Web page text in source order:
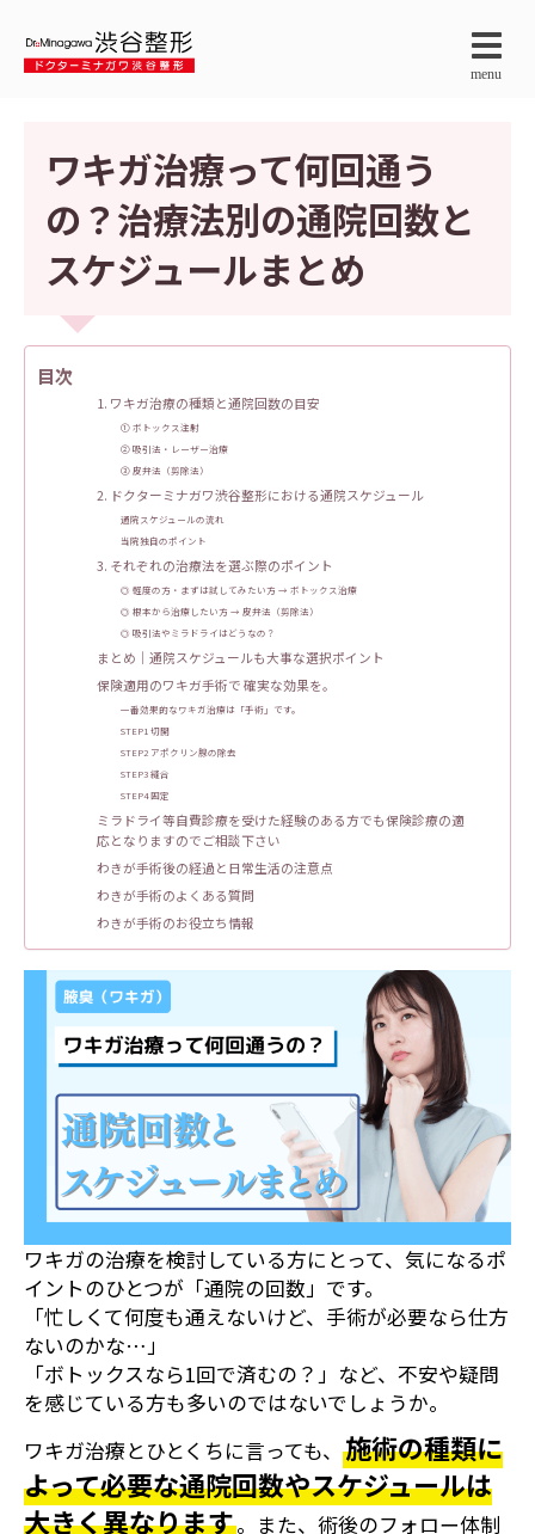
menu
ワキガ治療って何回通う
の？治療法別の通院回数と
スケジュールまとめ
目次
1. ワキガ治療の種類と通院回数の目安
① ボトックス注射
② 吸引法・レーザー治療
③ 皮弁法（剪除法）
2. ドクターミナガワ渋谷整形における通院スケジュール
通院スケジュールの流れ
当院独自のポイント
3. それぞれの治療法を選ぶ際のポイント
◎ 軽度の方・まずは試してみたい方 → ボトックス治療
◎ 根本から治療したい方 → 皮弁法（剪除法）
◎ 吸引法やミラドライはどうなの？
まとめ｜通院スケジュールも大事な選択ポイント
保険適用のワキガ手術で 確実な効果を。
一番効果的なワキガ治療は「手術」です。
STEP1 切開
STEP2 アポクリン腺の除去
STEP3 縫合
STEP4 固定
ミラドライ等自費診療を受けた経験のある方でも保険診療の適
応となりますのでご相談下さい
わきが手術後の経過と日常生活の注意点
わきが手術のよくある質問
わきが手術のお役立ち情報
ワキガの治療を検討している方にとって、気になるポ
イントのひとつが「通院の回数」です。
「忙しくて何度も通えないけど、手術が必要なら仕方
ないのかな…」
「ボトックスなら1回で済むの？」など、不安や疑問
を感じている方も多いのではないでしょうか。
ワキガ治療とひとくちに言っても、 施術の種類に
よって必要な通院回数やスケジュールは
大きく異なります。また、術後のフォロー体制